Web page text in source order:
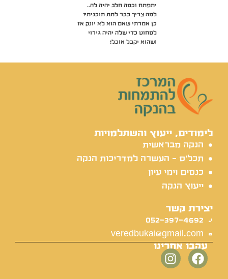
יתפתח וכמה חלב יהיה לה..
למה צריך כבר לתת תוכנית?
כן אמרתי שאם הוא לא יונק אז
לסחוט כדי שלה יהיה גירוי
ושהוא יקבל אוכל!
לימודים, ייעוץ והשתלמויות
הנקה מבראשית
תכל'ס - העשרה למדריכות הנקה
כנסים וימי עיון
ייעוץ הנקה
יצירת קשר
052-397-4692
veredbukai@gmail.com
עקבו אחרינו